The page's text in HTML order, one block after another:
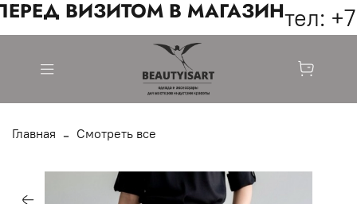
ВИЗИТОМ В МАГАЗИНтел: +7
Главная Смотреть все